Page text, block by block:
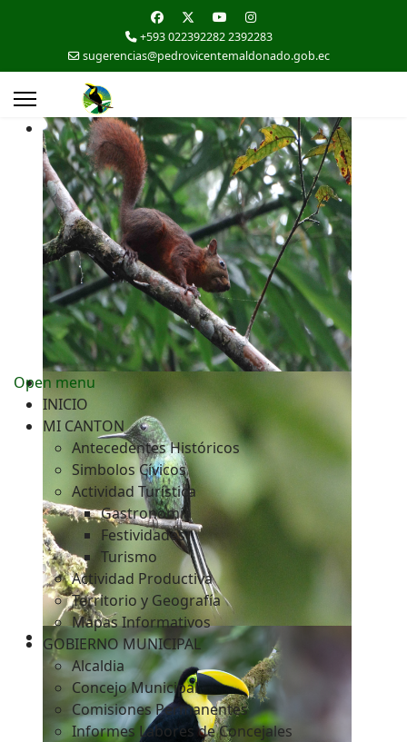
+593 022392282 2392283
sugerencias@pedrovicentemaldonado.gob.ec
Open menu
INICIO
MI CANTON
Antecedentes Históricos
Simbolos Cívicos
Actividad Turística
Gastronomía
Festividades
Turismo
Actividad Productiva
Territorio y Geografía
Mapas Informativos
GOBIERNO MUNICIPAL
Alcaldia
Concejo Municipal
Comisiones Permanentes
Informes Labores de Concejales